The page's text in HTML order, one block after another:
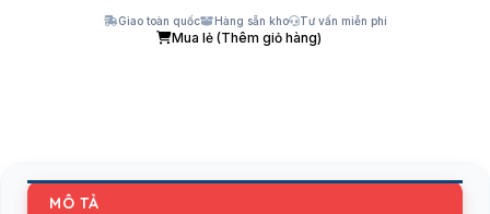
Giao toàn quốc Hàng sẵn kho Tư vấn miễn phí
Mua lẻ (Thêm giỏ hàng)
MÔ TẢ